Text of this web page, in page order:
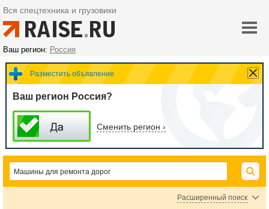
Вся спецтехника и грузовики
Ваш регион: Россия
Разместить объявление
Ваш регион Россия?
Сменить регион ›
Расширенный поиск